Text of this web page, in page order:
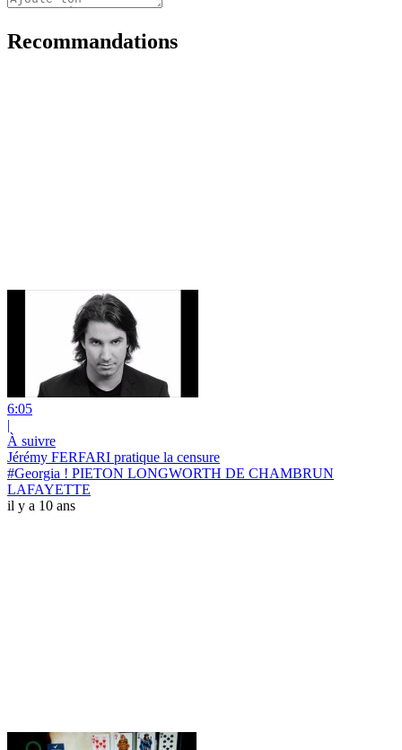
Recommandations
6:05
|
À suivre
Jérémy FERFARI pratique la censure
#Georgia ! PIETON LONGWORTH DE CHAMBRUN
LAFAYETTE
il y a 10 ans